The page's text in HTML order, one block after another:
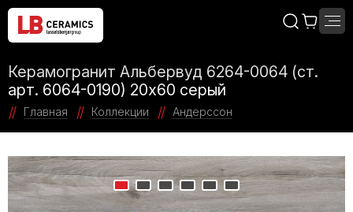
Керамогранит Альбервуд 6264-0064 (ст.
арт. 6064-0190) 20x60 серый
Главная Коллекции Андерссон